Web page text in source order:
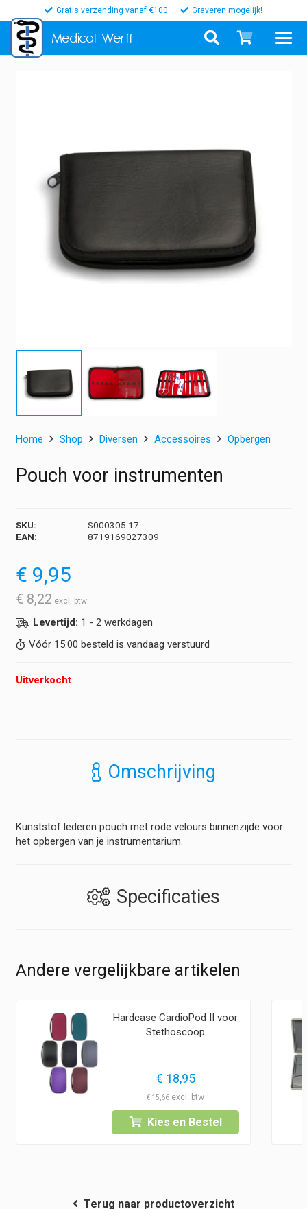
Gratis verzending vanaf €100 Graveren mogelijk!
Medical Werff
Home Shop Diversen Accessoires Opbergen
Pouch voor instrumenten
SKU:
S000305.17
EAN:
8719169027309
€ 9,95
€ 8,22
Levertijd: 1 - 2 werkdagen
Vóór 15:00 besteld is vandaag verstuurd
Uitverkocht
Omschrijving
Kunststof lederen pouch met rode velours binnenzijde voor
het opbergen van je instrumentarium.
Specificaties
Andere vergelijkbare artikelen
Hardcase CardioPod II voor
Stethoscoop
€ 18,95
€ 15,66
Kies en Bestel
Terug naar productoverzicht